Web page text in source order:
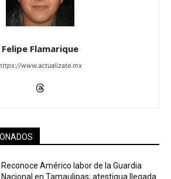
Felipe Flamarique
www.actualizate.mx
Reconoce Américo labor de la Guardia
Nacional en Tamaulipas; atestigua llegada